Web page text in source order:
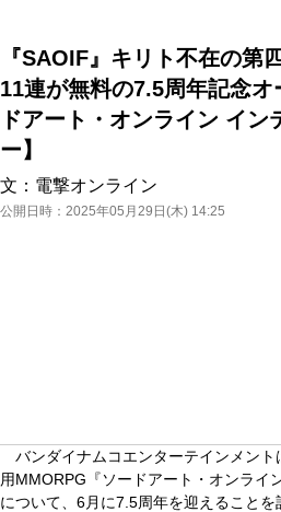
『SAOIF』キリト不在の第
11連が無料の7.5周年記念
ドアート・オンライン イン
ー】
文： 電撃オンライン
公開日時： 2025年05月29日(木) 14:25
バンダイナムコエンターテインメント
用MMORPG『ソードアート・オンライ
について、6月に7.5周年を迎えること